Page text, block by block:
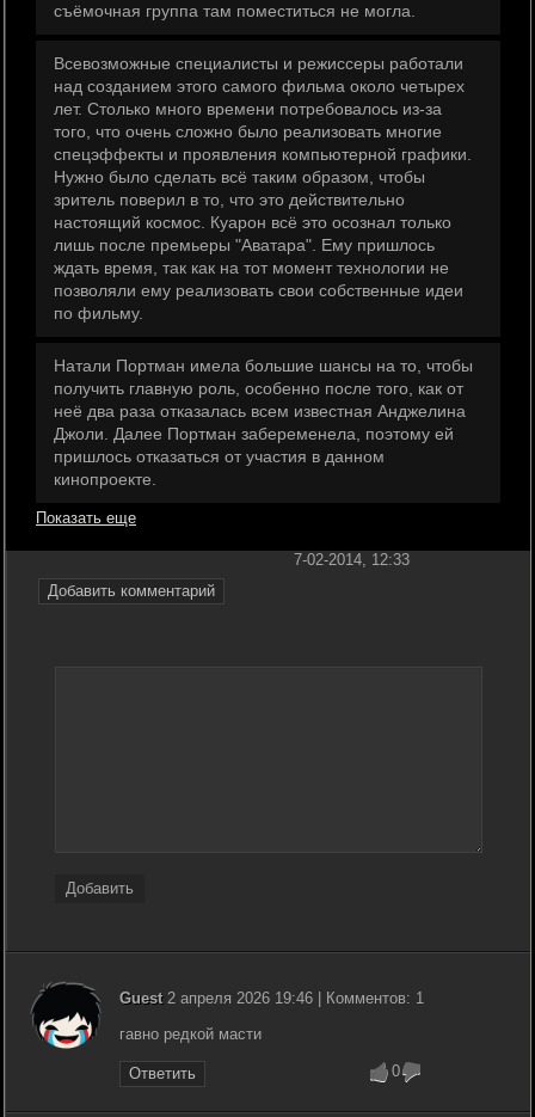
съёмочная группа там поместиться не могла.
Всевозможные специалисты и режиссеры работали
над созданием этого самого фильма около четырех
лет. Столько много времени потребовалось из-за
того, что очень сложно было реализовать многие
спецэффекты и проявления компьютерной графики.
Нужно было сделать всё таким образом, чтобы
зритель поверил в то, что это действительно
настоящий космос. Куарон всё это осознал только
лишь после премьеры "Аватара". Ему пришлось
ждать время, так как на тот момент технологии не
позволяли ему реализовать свои собственные идеи
по фильму.
Натали Портман имела большие шансы на то, чтобы
получить главную роль, особенно после того, как от
неё два раза отказалась всем известная Анджелина
Джоли. Далее Портман забеременела, поэтому ей
пришлось отказаться от участия в данном
кинопроекте.
Показать еще
Добавить комментарий
7-02-2014, 12:33
Добавить
Guest2 апреля 2026 19:46 | Комментов: 1
гавно редкой масти
Ответить 0